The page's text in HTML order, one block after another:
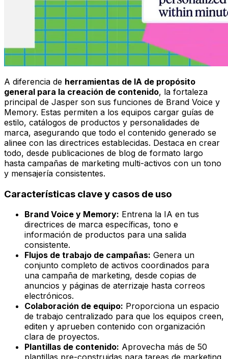
A diferencia de herramientas de IA de propósito
general para la creación de contenido, la fortaleza
principal de Jasper son sus funciones de Brand Voice y
Memory. Estas permiten a los equipos cargar guías de
estilo, catálogos de productos y personalidades de
marca, asegurando que todo el contenido generado se
alinee con las directrices establecidas. Destaca en crear
todo, desde publicaciones de blog de formato largo
hasta campañas de marketing multi-activos con un tono
y mensajería consistentes.
Características clave y casos de uso
Brand Voice y Memory: Entrena la IA en tus
directrices de marca específicas, tono e
información de productos para una salida
consistente.
Flujos de trabajo de campañas: Genera un
conjunto completo de activos coordinados para
una campaña de marketing, desde copias de
anuncios y páginas de aterrizaje hasta correos
electrónicos.
Colaboración de equipo: Proporciona un espacio
de trabajo centralizado para que los equipos creen,
editen y aprueben contenido con organización
clara de proyectos.
Plantillas de contenido: Aprovecha más de 50